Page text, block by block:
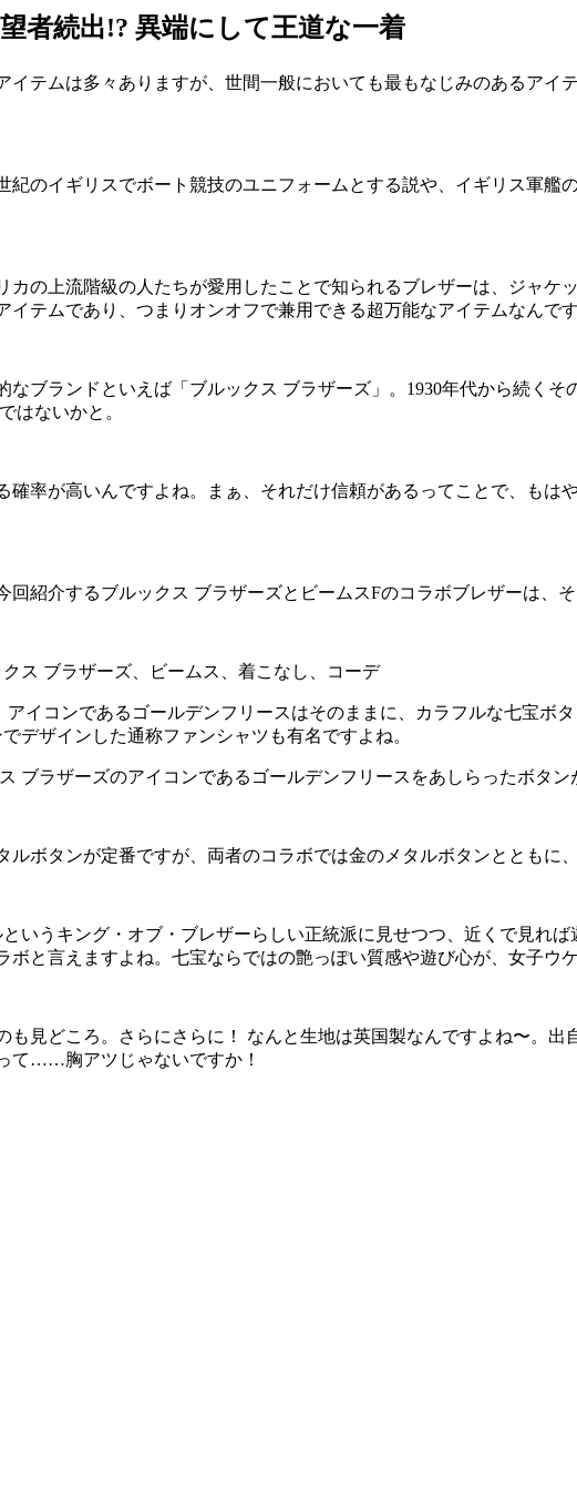
者続出!? 異端にして王道な一着
イテムは多々ありますが、世間一般においても最もなじみのあるア
紀のイギリスでボート競技のユニフォームとする説や、イギリス軍
カの上流階級の人たちが愛用したことで知られるブレザーは、ジャ
イテムであり、つまりオンオフで兼用できる超万能なアイテムなんです
なブランドといえば「ブルックス ブラザーズ」。1930年代から続く
はないかと。
確率が高いんですよね。まぁ、それだけ信頼があるってことで、も
回紹介するブルックス ブラザーズとビームスFのコラボブレザーは、
イコンであるゴールデンフリースはそのままに、カラフルな七宝ボ
デザインした通称ファンシャツも有名ですよね。
ブラザーズのアイコンであるゴールデンフリースをあしらったボタ
ルボタンが定番ですが、両者のコラボでは金のメタルボタンとともに
いうキング・オブ・ブレザーらしい正統派に見せつつ、近くで見れ
ボと言えますよね。七宝ならではの艶っぽい質感や遊び心が、女子ウ
も見どころ。さらにさらに！ なんと生地は英国製なんですよね〜。
て……胸アツじゃないですか！